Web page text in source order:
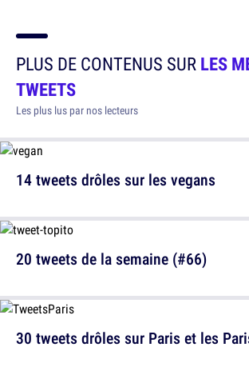
PLUS DE CONTENUS SURLES
TWEETS
Les plus lus par nos lecteurs
14 tweets drôles sur les vegans
30 tweets drôles sur Paris et les
20 tweets de la semaine (#66)